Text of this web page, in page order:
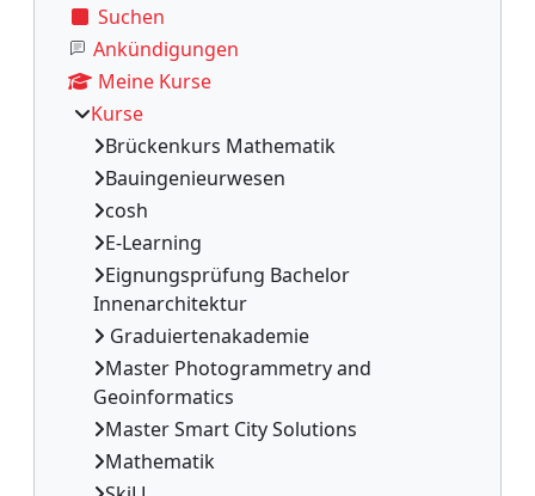
Suchen
Ankündigungen
Meine Kurse
Kurse
Brückenkurs Mathematik
Bauingenieurwesen
cosh
E-Learning
Eignungsprüfung Bachelor
Innenarchitektur
Graduiertenakademie
Master Photogrammetry and
Geoinformatics
Master Smart City Solutions
Mathematik